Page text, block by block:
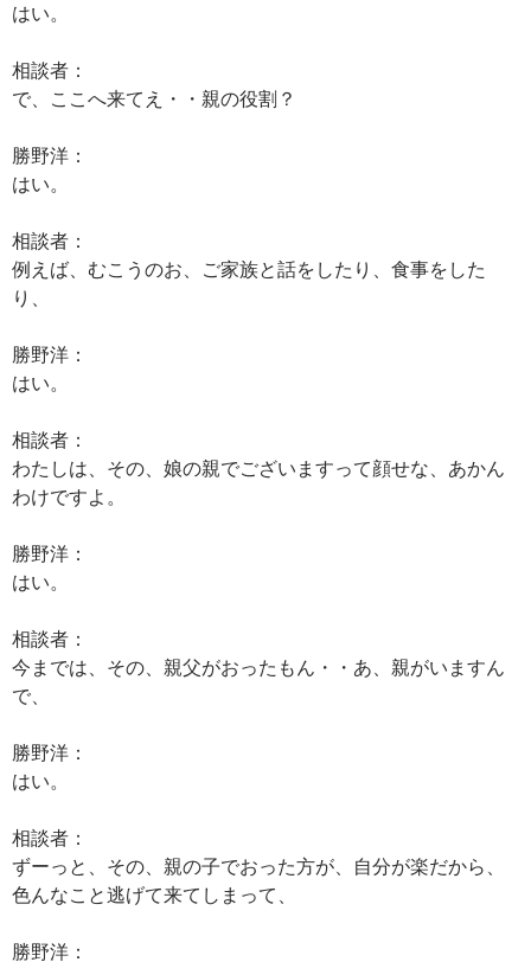
はい。
相談者：
で、ここへ来てえ・・親の役割？
勝野洋：
はい。
相談者：
例えば、むこうのお、ご家族と話をしたり、食事をした
り、
勝野洋：
はい。
相談者：
わたしは、その、娘の親でございますって顔せな、あかん
わけですよ。
勝野洋：
はい。
相談者：
今までは、その、親父がおったもん・・あ、親がいますん
で、
勝野洋：
はい。
相談者：
ずーっと、その、親の子でおった方が、自分が楽だから、
色んなこと逃げて来てしまって、
勝野洋：